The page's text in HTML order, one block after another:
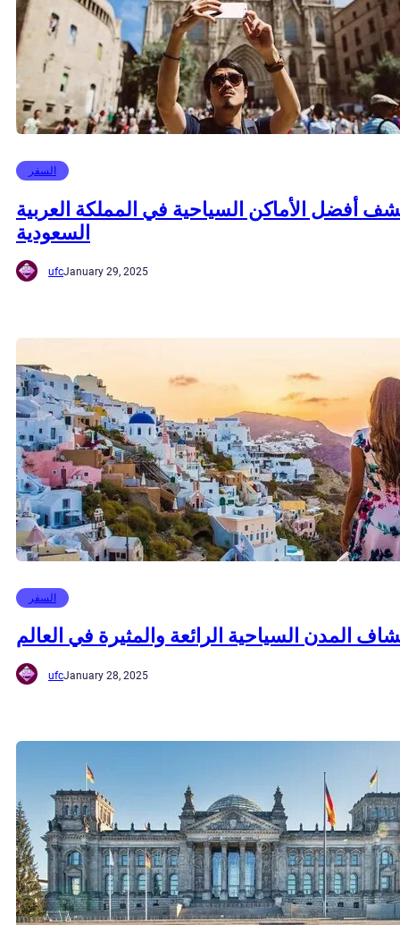
السفر
أفضل الأماكن السياحية في المملكة العربية
السعودية
ufcJanuary 29, 2025
السفر
المدن السياحية الرائعة والمثيرة في العالم
ufcJanuary 28, 2025